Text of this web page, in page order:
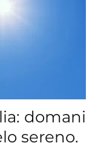
domani
sereno.